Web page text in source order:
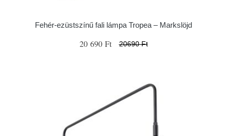
Fehér-ezüstszínű fali lámpa Tropea – Markslöjd
20 690 Ft 20690 Ft